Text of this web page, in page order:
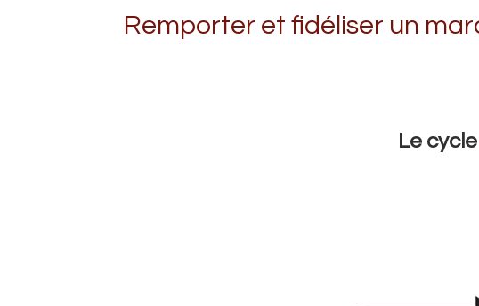
Remporter et fidéliser un
Le